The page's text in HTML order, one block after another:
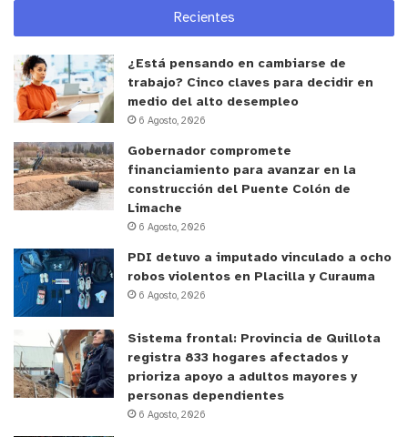
universitarias, orientación vocacional y apoyo
constante en el proceso del FUAS, además del
acompañamiento de nuestros profesores”. Sobre
esta nueva etapa, expresó sentirse emocionado y
nervioso, especialmente considerando que ingresó
al liceo en 2021, en pleno contexto de pandemia.
Desde la dirección del establecimiento, la
directora Siomara Tapia valoró este resultado
como un hito para la comunidad educativa. “Es un
logro profundamente significativo y motivo de gran
orgullo. Que nuestros estudiantes confirmen su
ingreso a la educación superior es una muestra
clara del trabajo serio, constante y comprometido
que se ha desarrollado en el liceo”, señaló.
La directora agregó que este resultado es fruto del
Recientes
¿Está pensando en cambiarse de
trabajo? Cinco claves para decidir en
medio del alto desempleo
6 Agosto, 2026
Gobernador compromete
financiamiento para avanzar en la
construcción del Puente Colón de
Limache
6 Agosto, 2026
PDI detuvo a imputado vinculado a ocho
robos violentos en Placilla y Curauma
6 Agosto, 2026
Sistema frontal: Provincia de Quillota
registra 833 hogares afectados y
prioriza apoyo a adultos mayores y
personas dependientes
6 Agosto, 2026